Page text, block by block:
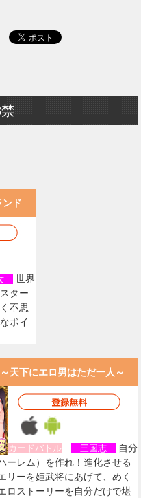
ド
世界
ター
不思
ボイ
天下にエロ男はただ一人～
カードバトル 三国志
自分
ーレム）を作れ！進化させる
リーを姫武将にあげて、めく
ロストーリーを自分だけで堪